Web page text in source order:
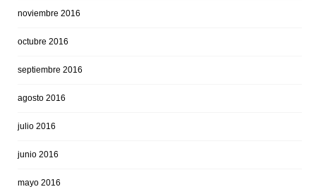
noviembre 2016
octubre 2016
septiembre 2016
agosto 2016
julio 2016
junio 2016
mayo 2016